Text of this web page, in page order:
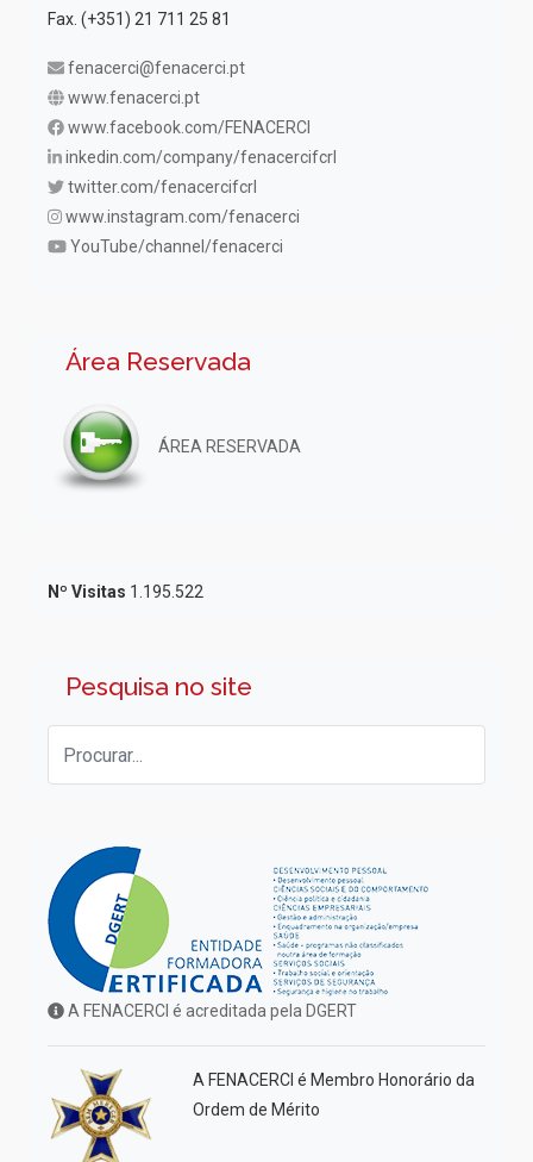
Fax. (+351) 21 711 25 81
fenacerci@fenacerci.pt
www.fenacerci.pt
www.facebook.com/FENACERCI
inkedin.com/company/fenacercifcrl
twitter.com/fenacercifcrl
www.instagram.com/fenacerci
YouTube/channel/fenacerci
Área Reservada
ÁREA RESERVADA
Nº Visitas 1.195.522
Pesquisa no site
A FENACERCI é acreditada pela DGERT
A FENACERCI é Membro Honorário da
Ordem de Mérito